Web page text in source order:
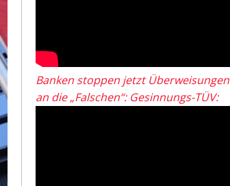
Banken stoppen jetzt Überweisungen
an die „Falschen“: Gesinnungs-TÜV: